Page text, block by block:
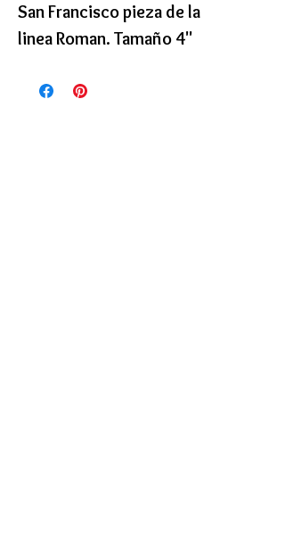
San Francisco pieza de la
linea Roman. Tamaño 4"